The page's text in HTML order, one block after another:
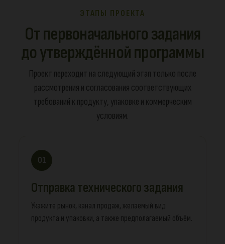
ЭТАПЫ ПРОЕКТА
От первоначального задания
до утверждённой программы
Проект переходит на следующий этап только после
рассмотрения и согласования соответствующих
требований к продукту, упаковке и коммерческим
условиям.
01
Отправка технического задания
Укажите рынок, канал продаж, желаемый вид
продукта и упаковки, а также предполагаемый объём.